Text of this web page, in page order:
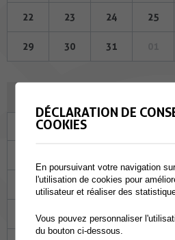
22 23 24 25
29 30 31
Ma
06 07 08
15
DÉCLARATION DE
COOKIES
En poursuivant votre navigation
l'utilisation de cookies pour
utilisateur et réaliser des
Vous pouvez personnaliser
du bouton ci-dessous.